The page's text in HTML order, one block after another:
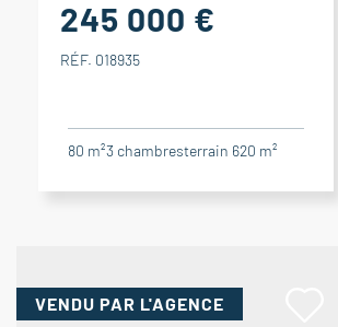
245 000 €
RÉF. 018935
80 m²3 chambresterrain 620 m²
VENDU PAR L'AGENCE